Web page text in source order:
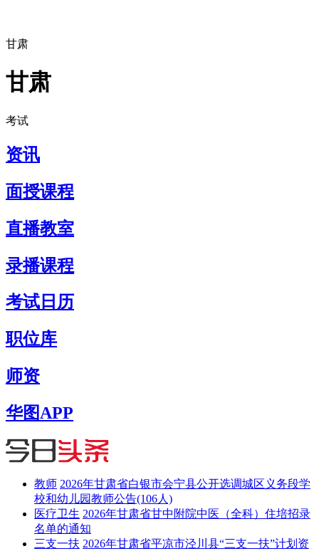
甘肃
甘肃
考试
资讯
面授课程
直播教室
录播课程
考试日历
职位库
师资
华图APP
教师 2026年甘肃省白银市会宁县公开选调城区义务段学
校和幼儿园教师公告(106人)
医疗卫生 2026年甘肃省甘中附院中医（全科）住培招录
名单的通知
三支一扶 2026年甘肃省平凉市泾川县“三支一扶”计划资